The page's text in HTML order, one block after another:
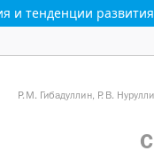
и тенденции развития